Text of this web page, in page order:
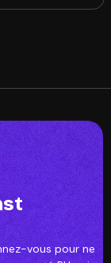
vous pour ne